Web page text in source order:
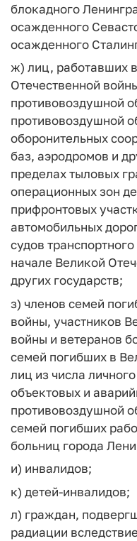
блокадного
осажденного
осажденного
ж) лиц, работавших
Отечественной
противовоздушной
противовоздушной
оборонительных
баз, аэродромов и
пределах тыловых
операционных зон
прифронтовых
автомобильных
судов
начале Великой
других государств;
з) членов семей
войны, участников
войны и ветеранов
семей погибших в
лиц из числа
объектовых и
противовоздушной
семей погибших
больниц города
и) инвалидов;
к) детей-инвалидов;
л) граждан,
радиации